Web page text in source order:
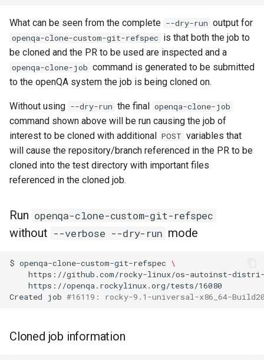
What can be seen from the complete --dry-run output for
openqa-clone-custom-git-refspec is that both the job to
be cloned and the PR to be used are inspected and a
openqa-clone-job command is generated to be submitted
to the openQA system the job is being cloned on.
Without using --dry-run the final openqa-clone-job
command shown above will be run causing the job of
interest to be cloned with additional POST variables that
will cause the repository/branch referenced in the PR to be
cloned into the test directory with important files
referenced in the cloned job.
Run openqa-clone-custom-git-refspec
without --verbose --dry-run mode
$ openqa-clone-custom-git-refspec \
https://github.com/rocky-linux/os-autoinst-
https://openqa.rockylinux.org/tests/16080
Created
job #16119: rocky-9.1-universal-x86_64-
Cloned job information